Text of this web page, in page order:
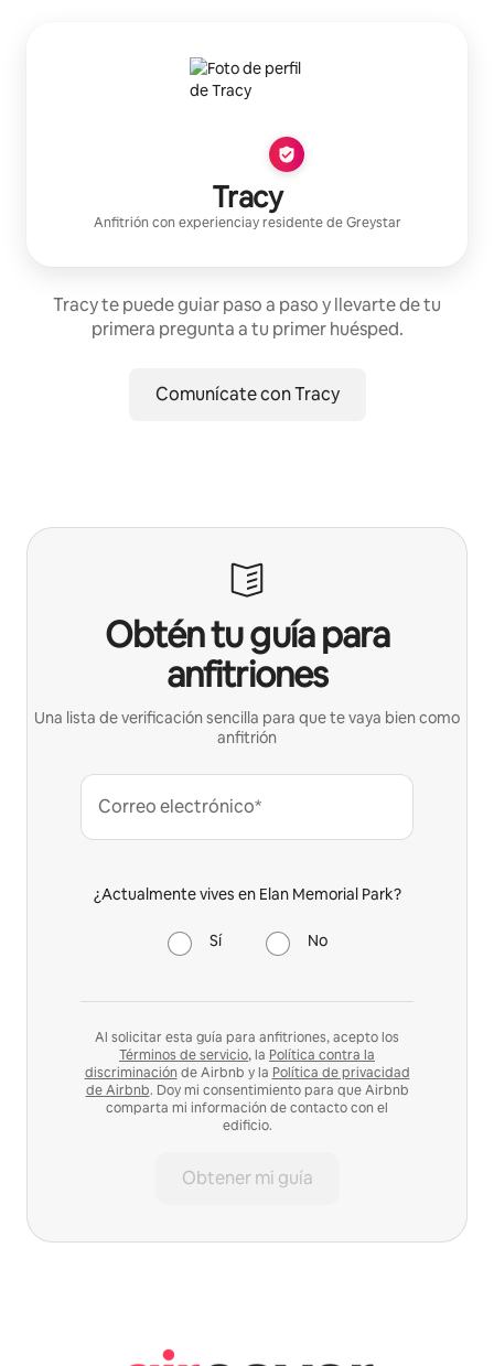
Tracy
Anfitrión con experienciay residente deGreystar
Tracy te puede guiar paso a paso y llevarte de tu
primera pregunta a tu primer huésped.
Comunícate con Tracy
Obtén tu guía para
anfitriones
Una lista de verificación sencilla para que te vaya bien como
anfitrión
Correo electrónico*
¿Actualmente vives en Elan Memorial Park?
Sí No
Al solicitar esta guía para anfitriones, acepto los
Términos de servicio, la Política contra la
discriminación de Airbnb y la Política de privacidad
de Airbnb. Doy mi consentimiento para que Airbnb
comparta mi información de contacto con el
edificio.
Obtener mi guía